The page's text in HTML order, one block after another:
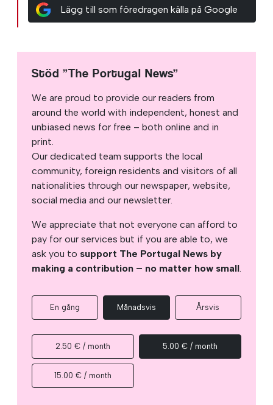
Lägg till som föredragen källa på Google
Stöd ”The Portugal News”
We are proud to provide our readers from
around the world with independent, honest and
unbiased news for free – both online and in
print.
Our dedicated team supports the local
community, foreign residents and visitors of all
nationalities through our newspaper, website,
social media and our newsletter.
We appreciate that not everyone can afford to
pay for our services but if you are able to, we
ask you to support The Portugal News by
making a contribution – no matter how small.
En gång Månadsvis Årsvis
2.50 € / month 5.00 € / month
15.00 € / month